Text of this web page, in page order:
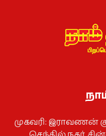
முகவரி: இராவணன்